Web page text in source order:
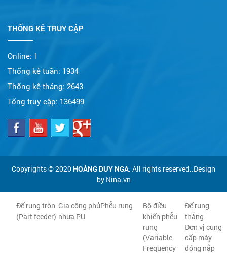
THỐNG KÊ TRUY CẬP
Online: 1
Thống kê tuần: 1934
Thống kê tháng: 2643
Tổng truy cập: 136499
Copyrights © 2020 HOÀNG DUY NGA. All rights reserved..Design
by Nina.vn
Đế rung tròn
(Part feeder)
Gia công phủ
nhựa PU
Phễu rung
Bộ điều
khiển phễu
rung
(Variable
Frequency
Đế rung
thẳng
Đơn vị cung
cấp máy
đóng nắp